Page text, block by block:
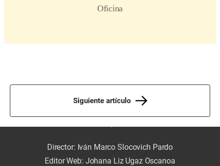
Siguiente artículo
Director: Iván Marco Slocovich Pardo
Editor Web: Johana Liz Ugaz Oscanoa